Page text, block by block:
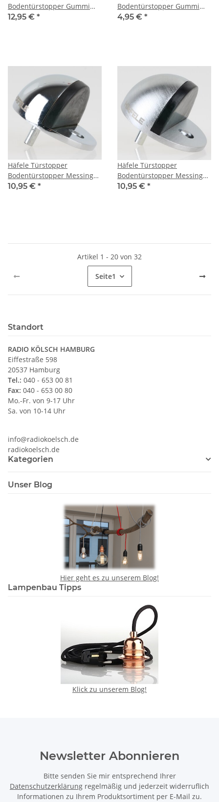
Bodentürstopper Gummi
TS8 weiß 40x50mm zum
12,95 € *
Bodentürstopper Gummi
weiß 35mm zum Schrauben
4,95 € *
Häfele Türstopper
Bodentürstopper Messing
verchromt 47x27mm zum
10,95 € *
Häfele Türstopper
Bodentürstopper Messing
verchromt matt 47x27mm
10,95 € *
Artikel 1 - 20 von 32
Seite1
Standort
RADIO KÖLSCH HAMBURG
Eiffestraße 598
20537 Hamburg
Tel.: 040 - 653 00 81
Fax: 040 - 653 00 80
Mo.-Fr. von 9-17 Uhr
Sa. von 10-14 Uhr
info@radiokoelsch.de
radiokoelsch.de
Kategorien
Unser Blog
Hier geht es zu unserem Blog!
Lampenbau Tipps
Klick zu unserem Blog!
Newsletter Abonnieren
Bitte senden Sie mir entsprechend Ihrer
Datenschutzerklärung regelmäßig und jederzeit widerruflich
Informationen zu Ihrem Produktsortiment per E-Mail zu.